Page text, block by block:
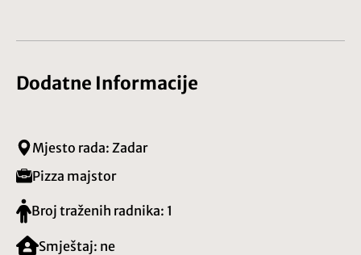
Dodatne Informacije
Mjesto rada: Zadar
Pizza majstor
Broj traženih radnika: 1
Smještaj: ne